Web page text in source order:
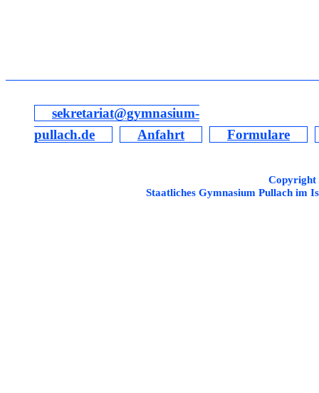
sekretariat@gymnasium-
pullach.de
Anfahrt Formulare
Copyright
Staatliches Gymnasium Pullach im